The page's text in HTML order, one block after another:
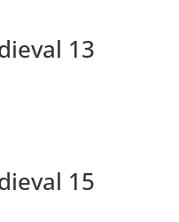
13
15